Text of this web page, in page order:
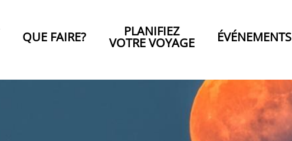
QUE FAIRE? PLANIFIEZ
VOTRE VOYAGE ÉVÉNEMENTS